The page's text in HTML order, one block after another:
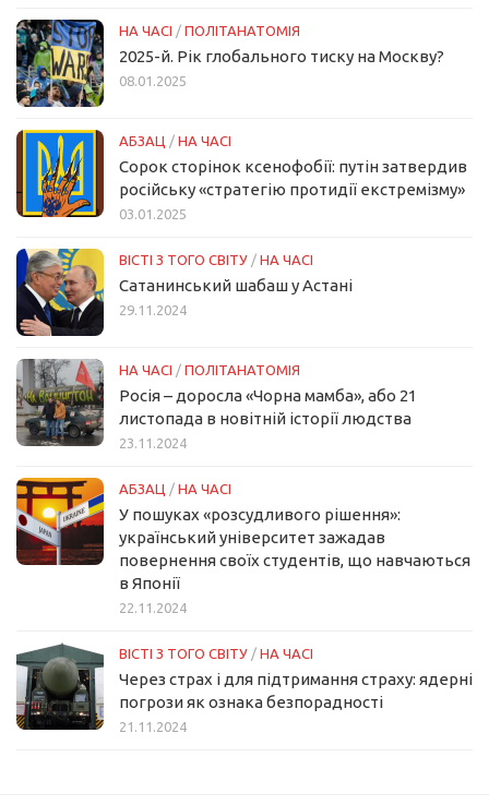
НА ЧАСІ / ПОЛІТАНАТОМІЯ
2025-й. Рік глобального тиску на Москву?
08.01.2025
АБЗАЦ / НА ЧАСІ
Сорок сторінок ксенофобії: путін затвердив
російську «стратегію протидії екстремізму»
03.01.2025
ВІСТІ З ТОГО СВІТУ / НА ЧАСІ
Сатанинський шабаш у Астані
29.11.2024
НА ЧАСІ / ПОЛІТАНАТОМІЯ
Росія – доросла «Чорна мамба», або 21
листопада в новітній історії людства
23.11.2024
АБЗАЦ / НА ЧАСІ
У пошуках «розсудливого рішення»:
український університет зажадав
повернення своїх студентів, що навчаються
в Японії
22.11.2024
ВІСТІ З ТОГО СВІТУ / НА ЧАСІ
Через страх і для підтримання страху: ядерні
погрози як ознака безпорадності
21.11.2024